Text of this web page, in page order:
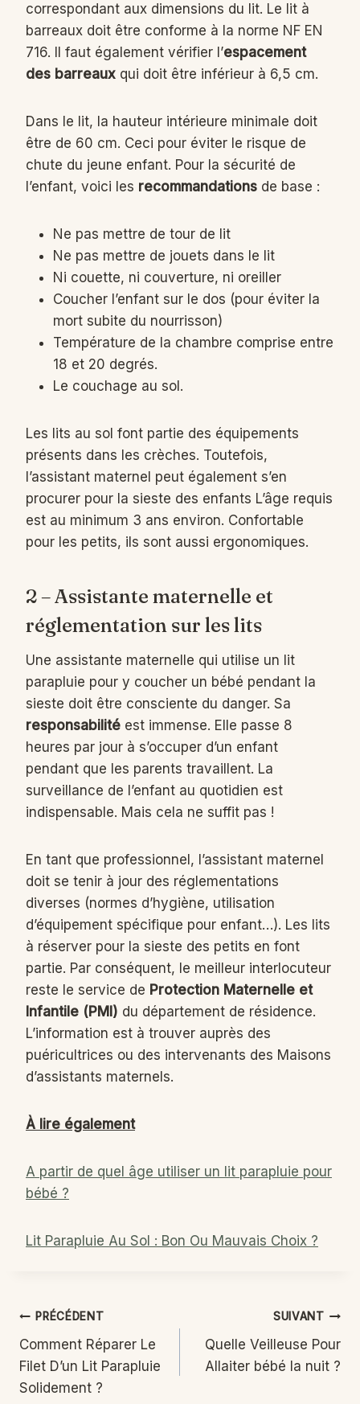
correspondant aux dimensions du lit. Le lit à
barreaux doit être conforme à la norme NF EN
716. Il faut également vérifier l’espacement
des barreaux qui doit être inférieur à 6,5 cm.
Dans le lit, la hauteur intérieure minimale doit
être de 60 cm. Ceci pour éviter le risque de
chute du jeune enfant. Pour la sécurité de
l’enfant, voici les recommandations de base :
Ne pas mettre de tour de lit
Ne pas mettre de jouets dans le lit
Ni couette, ni couverture, ni oreiller
Coucher l’enfant sur le dos (pour éviter la
mort subite du nourrisson)
Température de la chambre comprise entre
18 et 20 degrés.
Le couchage au sol.
Les lits au sol font partie des équipements
présents dans les crèches. Toutefois,
l’assistant maternel peut également s’en
procurer pour la sieste des enfants L’âge requis
est au minimum 3 ans environ. Confortable
pour les petits, ils sont aussi ergonomiques.
2 – Assistante maternelle et
réglementation sur les lits
Une assistante maternelle qui utilise un lit
parapluie pour y coucher un bébé pendant la
sieste doit être consciente du danger. Sa
responsabilité est immense. Elle passe 8
heures par jour à s’occuper d’un enfant
pendant que les parents travaillent. La
surveillance de l’enfant au quotidien est
indispensable. Mais cela ne suffit pas !
En tant que professionnel, l’assistant maternel
doit se tenir à jour des réglementations
diverses (normes d’hygiène, utilisation
d’équipement spécifique pour enfant…). Les lits
à réserver pour la sieste des petits en font
partie. Par conséquent, le meilleur interlocuteur
reste le service de Protection Maternelle et
Infantile (PMI) du département de résidence.
L’information est à trouver auprès des
puéricultrices ou des intervenants des Maisons
d’assistants maternels.
À lire également
A partir de quel âge utiliser un lit parapluie pour
bébé ?
Lit Parapluie Au Sol : Bon Ou Mauvais Choix ?
Navigation
de
l’article
PRÉCÉDENT
Comment Réparer Le
Filet D’un Lit Parapluie
Solidement ?
SUIVANT
Quelle Veilleuse Pour
Allaiter bébé la nuit ?